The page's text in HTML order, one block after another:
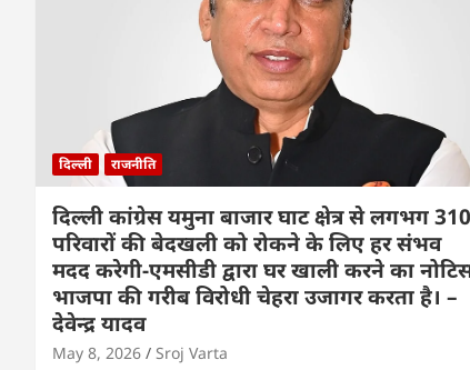
दिल्ली राजनीति
दिल्ली कांग्रेस यमुना बाजार घाट क्षेत्र से लगभग 310
परिवारों की बेदखली को रोकने के लिए हर संभव
मदद करेगी-एमसीडी द्वारा घर खाली करने का
भाजपा की गरीब विरोधी चेहरा उजागर करता है। –
देवेन्द्र यादव
May 8, 2026 Sroj Varta